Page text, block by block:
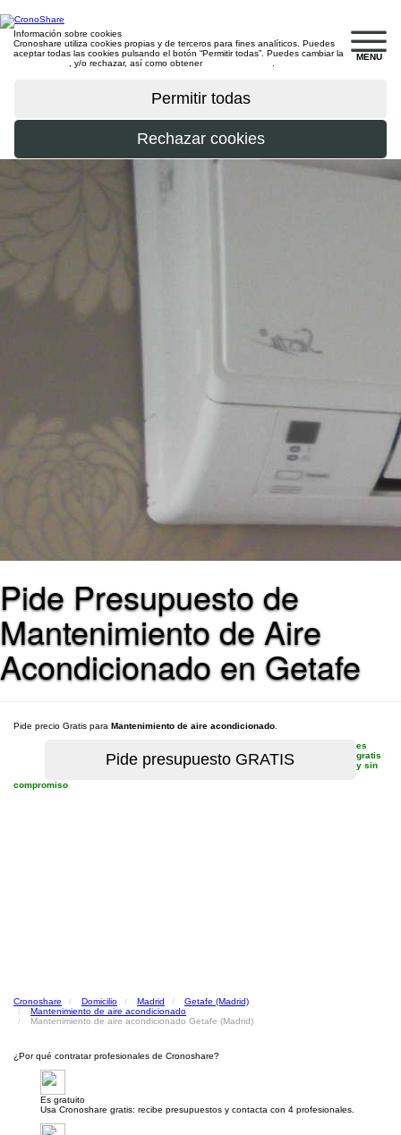
MENU
Información sobre cookies
Cronoshare utiliza cookies propias y de terceros para fines analíticos. Puedes
aceptar todas las cookies pulsando el botón “Permitir todas”. Puedes cambiar la
, y/o rechazar, así como obtener
Pide Presupuesto de
Mantenimiento de Aire
Acondicionado en Getafe
Pide precio Gratis para Mantenimiento de aire acondicionado
es
gratis
y sin
compromiso
Cronoshare Domicilio Madrid
Getafe (Madrid)
Mantenimiento de aire acondicionado
Mantenimiento de aire acondicionado Getafe (Madrid)
¿Por qué contratar profesionales de Cronoshare?
Es gratuito
Usa Cronoshare gratis: recibe presupuestos y contacta con 4 profesionales.